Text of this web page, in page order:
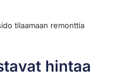
tilaamaan remonttia
hintaa